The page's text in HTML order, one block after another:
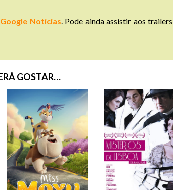
Google Notícias. Pode ainda assistir aos trailers
GOSTAR…